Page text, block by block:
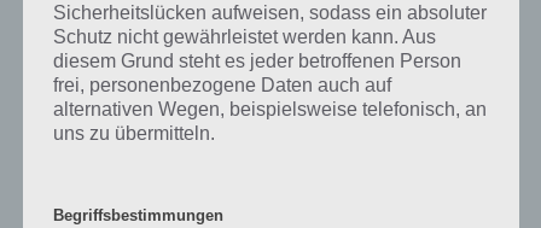
am häufigsten genannt worden sind. Nur so kannst du das nächste
Level freischalten. Zusammenaddiert ergeben alle Antworten 94
Prozent, wovon die App ihren Namen hat. Entsprechend ist 94
Prozent ein Wort und Rätsel-Spiel. Bereits über 10 Millionen mal
wurde die App mittlerweile heruntergeladen und gehört mit zu den
erfolgreichsten Spiele Apps in diesem Genre im Google Play Store
Sicherheitslücken aufweisen, sodass ein absoluter
Schutz nicht gewährleistet werden kann. Aus
diesem Grund steht es jeder betroffenen Person
frei, personenbezogene Daten auch auf
alternativen Wegen, beispielsweise telefonisch, an
uns zu übermitteln.
Begriffsbestimmungen